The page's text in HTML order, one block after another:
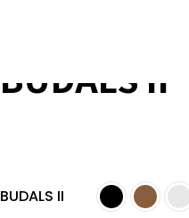
BUDALS II
BUDALS II